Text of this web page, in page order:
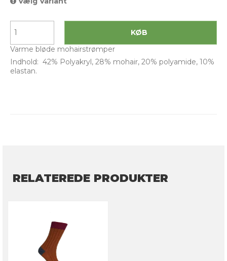
KØB
Varme bløde mohairstrømper
Indhold: 42% Polyakryl, 28% mohair, 20% polyamide, 10%
elastan.
RELATEREDE PRODUKTER